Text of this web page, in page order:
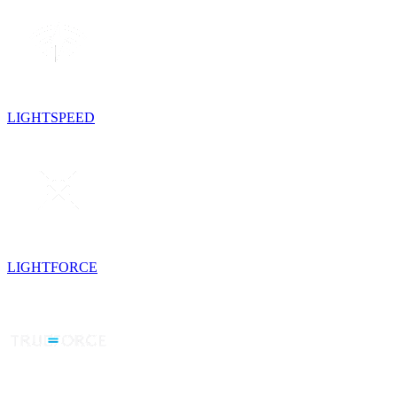
LIGHTSPEED
LIGHTFORCE